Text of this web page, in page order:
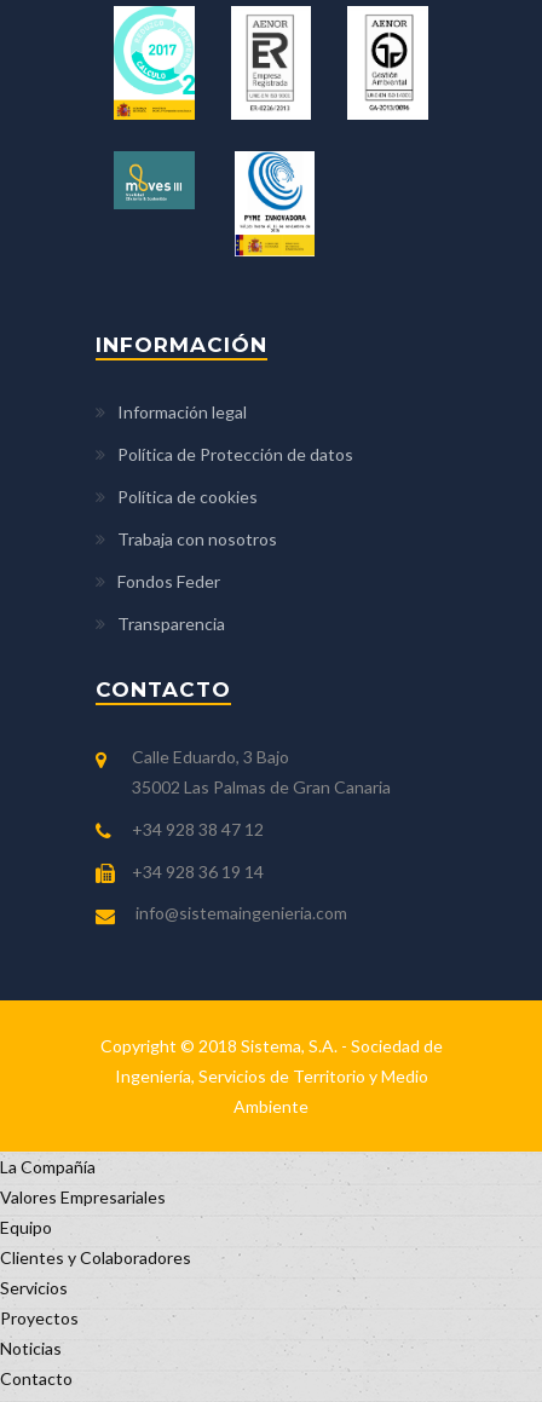
INFORMACIÓN
Información legal
Política de Protección de datos
Política de cookies
Trabaja con nosotros
Fondos Feder
Transparencia
CONTACTO
Calle Eduardo, 3 Bajo
35002 Las Palmas de Gran Canaria
+34 928 38 47 12
+34 928 36 19 14
info@sistemaingenieria.com
Copyright © 2018 Sistema, S.A. - Sociedad de
Ingeniería, Servicios de Territorio y Medio
Ambiente
La Compañía
Valores Empresariales
Equipo
Clientes y Colaboradores
Servicios
Proyectos
Noticias
Contacto